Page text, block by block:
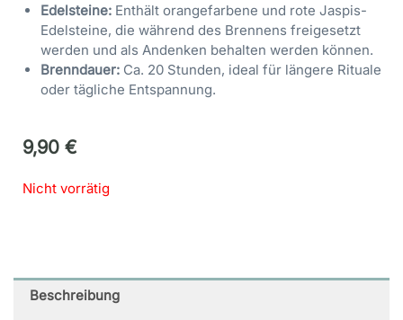
Edelsteine: Enthält orangefarbene und rote Jaspis-
Edelsteine, die während des Brennens freigesetzt
werden und als Andenken behalten werden können.
Brenndauer: Ca. 20 Stunden, ideal für längere Rituale
oder tägliche Entspannung.
9,90 €
Nicht vorrätig
Beschreibung